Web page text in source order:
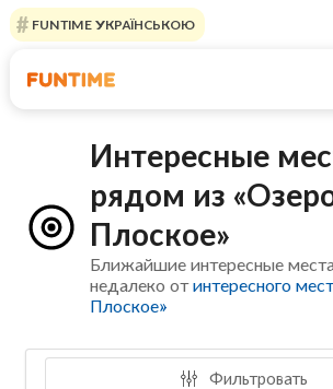
FUNTIME УКРАЇНСЬКОЮ
Интересные
рядом из
Плоское»
Ближайшие интересные
недалеко отинтересного
Плоское»
Фильтровать